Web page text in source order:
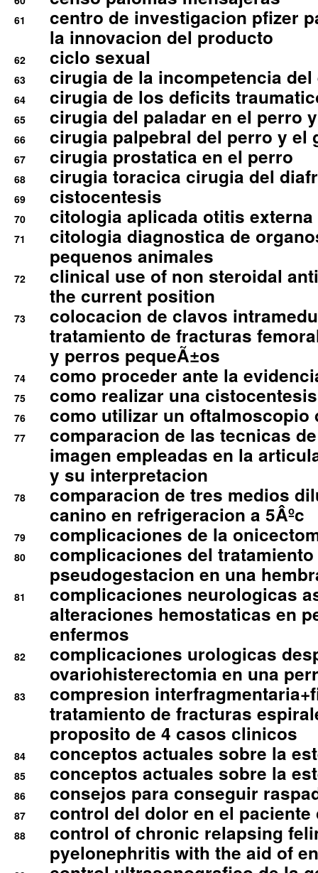
61
centro de investigacion pfizer
la innovacion del producto
62 ciclo sexual
63 cirugia de la incompetencia
64 cirugia de los deficits
65 cirugia del paladar en el perro
66 cirugia palpebral del perro y el
67 cirugia prostatica en el perro
68 cirugia toracica cirugia del
69 cistocentesis
70 citologia aplicada otitis externa
71
citologia diagnostica de
pequenos animales
72
clinical use of non steroidal
the current position
73
colocacion de clavos
tratamiento de fracturas
y perros pequeÃ±os
74 como proceder ante la
75 como realizar una
76 como utilizar un oftalmoscopio
77
comparacion de las tecnicas
imagen empleadas en la
y su interpretacion
78
comparacion de tres medios
canino en refrigeracion a 5Âºc
79 complicaciones de la
80
complicaciones del
pseudogestacion en una
81
complicaciones neurologicas
alteraciones hemostaticas en
enfermos
82
complicaciones urologicas
ovariohisterectomia en una
83
compresion
tratamiento de fracturas
proposito de 4 casos clinicos
84 conceptos actuales sobre la
85 conceptos actuales sobre la
86 consejos para conseguir
87 control del dolor en el
88
control of chronic relapsing
pyelonephritis with the aid of